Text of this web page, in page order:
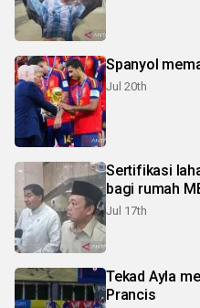
Spanyol
Jul 20th
Sertifikasi
bagi rumah
Jul 17th
Tekad Ayla
Prancis